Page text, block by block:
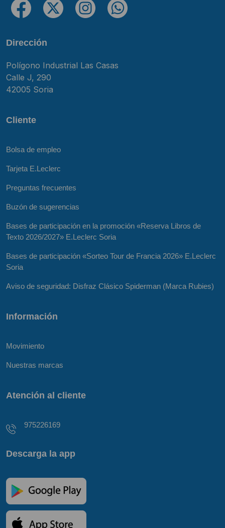
Dirección
Polígono Industrial Las Casas
Calle J, 290
42005 Soria
Cliente
Bolsa de empleo
Tarjeta E.Leclerc
Preguntas frecuentes
Buzón de sugerencias
Bases de participación en la promoción «Reserva Libros de
Texto 2026/2027» E.Leclerc Soria
Bases de participación «Sorteo Tour de Francia 2026» E.Leclerc
Soria
Aviso de seguridad: Disfraz Clásico Spiderman (Marca Rubies)
Información
Movimiento
Nuestras marcas
Atención al cliente
975226169
Descarga la app